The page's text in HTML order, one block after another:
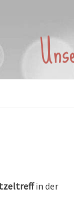
in der